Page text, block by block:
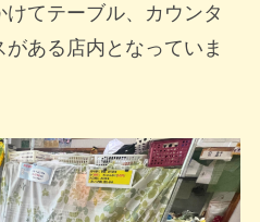
てテーブル、カウンタ
ある店内となっていま